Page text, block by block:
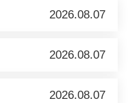
2026.08.07
2026.08.07
2026.08.07